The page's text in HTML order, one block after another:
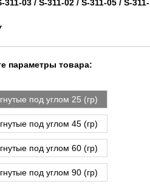
311-03 / S-311-02 / S-311-05 / S-311-
параметры товара:
под углом 25 (гр)
под углом 45 (гр)
под углом 60 (гр)
под углом 90 (гр)